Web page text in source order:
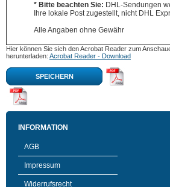
* Bitte beachten Sie: DHL-Sendungen
Ihre lokale Post zugestellt, nicht DHL
Alle Angaben ohne Gewähr
Hier können Sie sich den Acrobat Reader zum
herunterladen: Acrobat Reader - Download
SPEICHERN
INFORMATION
AGB
Impressum
Widerrufsrecht